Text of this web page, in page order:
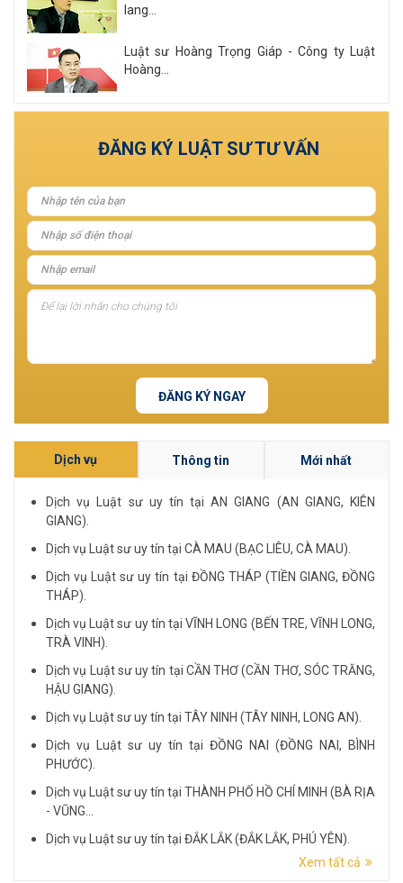
lang...
Luật sư Hoàng Trọng Giáp - Công ty Luật
Hoàng...
Xem tất cả
ĐĂNG KÝ LUẬT SƯ TƯ VẤN
ĐĂNG KÝ NGAY
Dịch vụ Thông tin Mới nhất
Dịch vụ Luật sư uy tín tại AN GIANG (AN GIANG, KIÊN
GIANG).
Dịch vụ Luật sư uy tín tại CÀ MAU (BẠC LIÊU, CÀ MAU).
Dịch vụ Luật sư uy tín tại ĐỒNG THÁP (TIỀN GIANG, ĐỒNG
THÁP).
Dịch vụ Luật sư uy tín tại VĨNH LONG (BẾN TRE, VĨNH LONG,
TRÀ VINH).
Dịch vụ Luật sư uy tín tại CẦN THƠ (CẦN THƠ, SÓC TRĂNG,
HẬU GIANG).
Dịch vụ Luật sư uy tín tại TÂY NINH (TÂY NINH, LONG AN).
Dịch vụ Luật sư uy tín tại ĐỒNG NAI (ĐỒNG NAI, BÌNH
PHƯỚC).
Dịch vụ Luật sư uy tín tại THÀNH PHỐ HỒ CHÍ MINH (BÀ RỊA
- VŨNG...
Dịch vụ Luật sư uy tín tại ĐẮK LẮK (ĐẮK LẮK, PHÚ YÊN).
Dịch vụ Luật sư uy tín tại LÂM ĐỒNG (LÂM ĐỒNG, ĐẮK
Xem tất cả